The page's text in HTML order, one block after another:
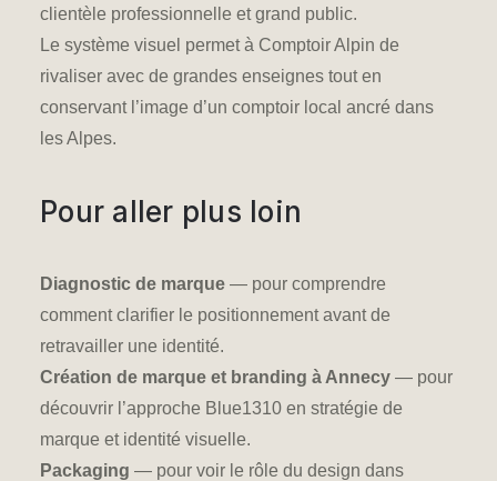
clientèle professionnelle et grand public.
Le système visuel permet à Comptoir Alpin de
rivaliser avec de grandes enseignes tout en
conservant l’image d’un comptoir local ancré dans
les Alpes.
Pour aller plus loin
Diagnostic de marque — pour comprendre
comment clarifier le positionnement avant de
retravailler une identité.
Création de marque et branding à Annecy — pour
découvrir l’approche Blue1310 en stratégie de
marque et identité visuelle.
Packaging — pour voir le rôle du design dans